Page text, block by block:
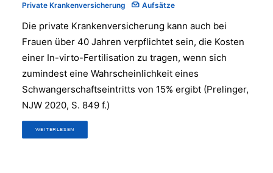
Private Krankenversicherung
Aufsätze
Die private Krankenversicherung kann auch bei
Frauen über 40 Jahren verpflichtet sein, die Kosten
einer In-virto-Fertilisation zu tragen, wenn sich
zumindest eine Wahrscheinlichkeit eines
Schwangerschaftseintritts von 15% ergibt (Prelinger,
NJW 2020, S. 849 f.)
WEITERLESEN